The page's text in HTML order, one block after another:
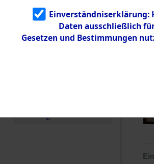
Identifizierun
g
5.3.3
Todesmärsch
e
Einverständniserklärung:
Daten ausschließlich
Gesetzen und Bestimmungen